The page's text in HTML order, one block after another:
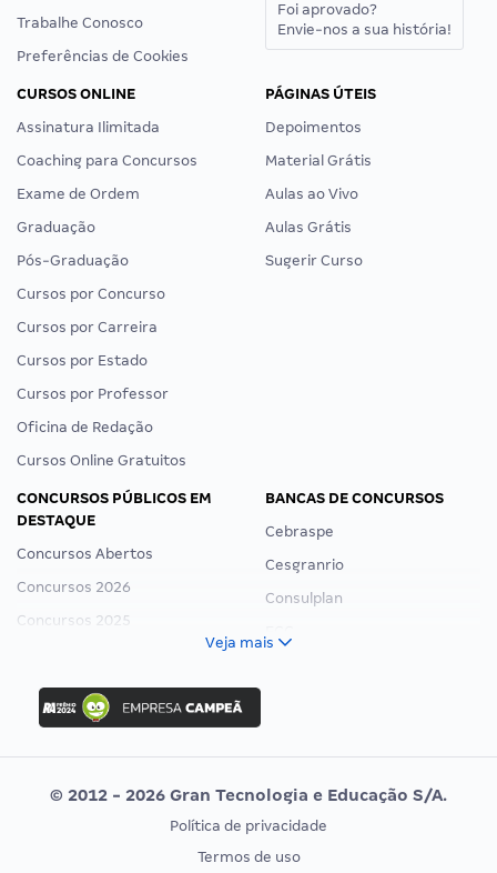
Trabalhe Conosco
Preferências de Cookies
Foi aprovado?
Envie-nos a sua história!
CURSOS ONLINE
Assinatura Ilimitada
Coaching para Concursos
Exame de Ordem
Graduação
Pós-Graduação
Cursos por Concurso
Cursos por Carreira
Cursos por Estado
Cursos por Professor
Oficina de Redação
Cursos Online Gratuitos
PÁGINAS ÚTEIS
Depoimentos
Material Grátis
Aulas ao Vivo
Aulas Grátis
Sugerir Curso
CONCURSOS PÚBLICOS EM
DESTAQUE
Concursos Abertos
Concursos 2026
Concursos 2025
Concurso Ibama
Concurso MPU
Editais publicados
BANCAS DE CONCURSOS
Cebraspe
Cesgranrio
Consulplan
Vunesp
CONCURSOS POR PROFISSÃO
EXAME DE ORDEM
Veja mais
© 2012 - 2026 Gran Tecnologia e Educação S/A.
Política de privacidade
Termos de uso